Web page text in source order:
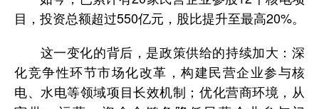
目，投资总额超过550亿元，股比提升至最高20%。
这一变化的背后，是政策供给的持续加大：深
化竞争性环节市场化改革，构建民营企业参与核
电、水电等领域项目长效机制；优化营商环境，从